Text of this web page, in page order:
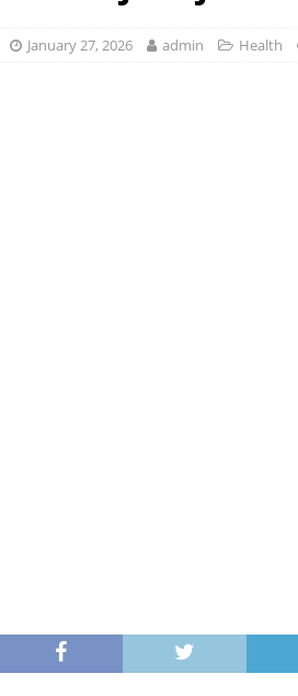
January 27, 2026 admin Health